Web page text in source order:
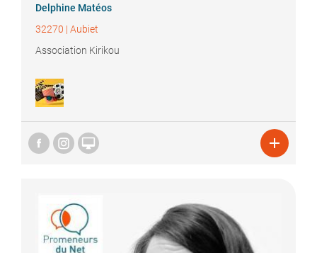
Delphine Matéos
32270 | Aubiet
Association Kirikou
 